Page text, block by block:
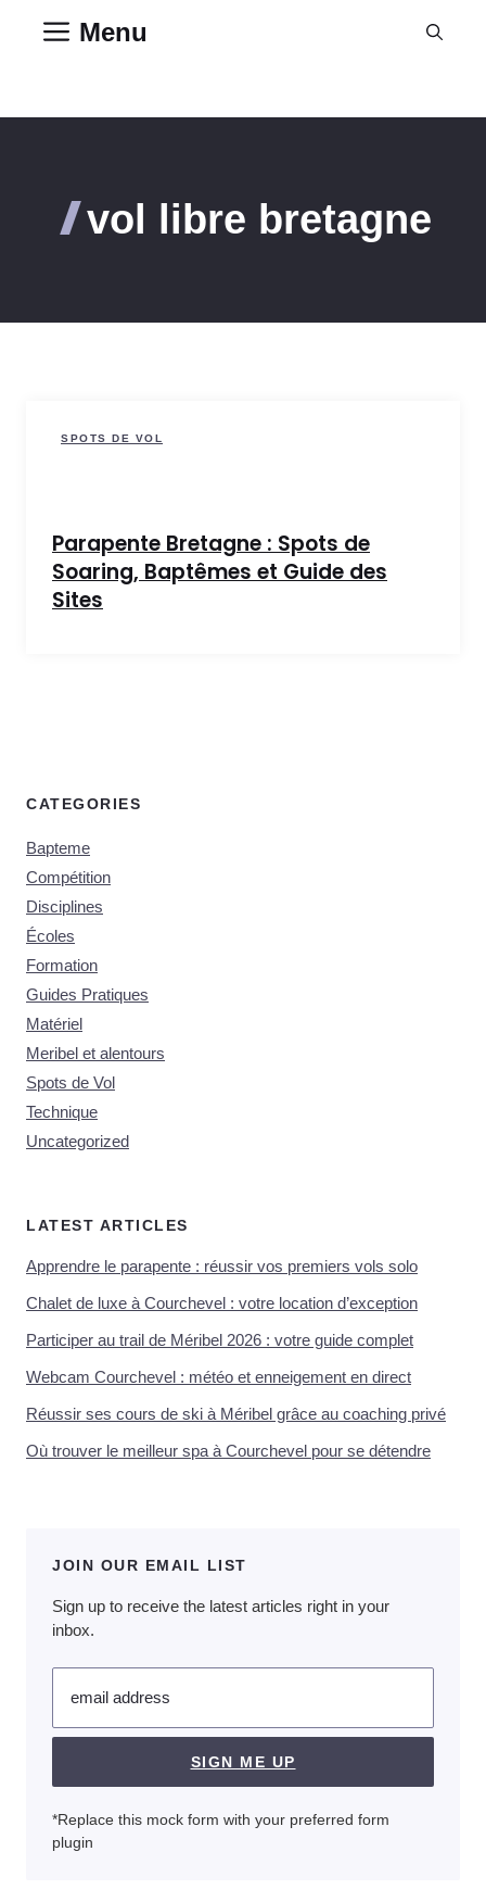
Menu
vol libre bretagne
SPOTS DE VOL
Parapente Bretagne : Spots de
Soaring, Baptêmes et Guide des
Sites
CATEGORIES
Bapteme
Compétition
Disciplines
Écoles
Formation
Guides Pratiques
Matériel
Meribel et alentours
Spots de Vol
Technique
Uncategorized
LATEST ARTICLES
Apprendre le parapente : réussir vos premiers vols solo
Chalet de luxe à Courchevel : votre location d’exception
Participer au trail de Méribel 2026 : votre guide complet
Webcam Courchevel : météo et enneigement en direct
Réussir ses cours de ski à Méribel grâce au coaching privé
Où trouver le meilleur spa à Courchevel pour se détendre
JOIN OUR EMAIL LIST
Sign up to receive the latest articles right in your
inbox.
email address
SIGN ME UP
*Replace this mock form with your preferred form
plugin